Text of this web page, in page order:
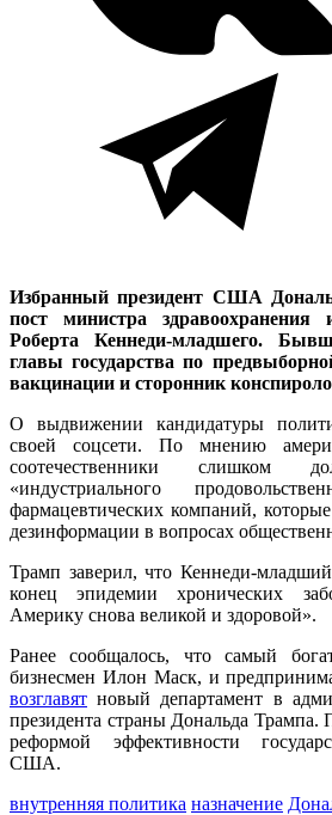
Избранный президент США
пост министра
Роберта Кеннеди-младшего.
главы государства по
вакцинации и сторонник
О выдвижении кандидатуры
своей соцсети. По мнению
соотечественники слишком
«индустриального
фармацевтических компаний,
дезинформации в вопросах
Трамп заверил, что Кеннеди-
конец эпидемии хронических
Америку снова великой и здоровой».
Ранее сообщалось, что самый
бизнесмен Илон Маск, и
возглавят новый департамент в
президента страны Дональда Трампа.
реформой эффективности
США.
внутренняя политика назначение